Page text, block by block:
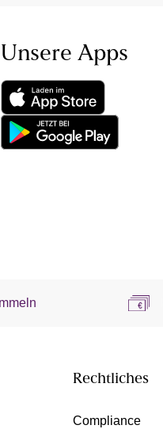
Unsere Apps
Rechtliches
Compliance